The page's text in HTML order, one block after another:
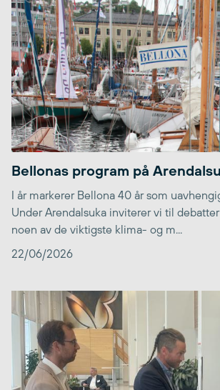
Bellonas program på
I år markerer Bellona 40 år som
Under Arendalsuka inviterer vi til
noen av de viktigste klima- og m...
22/06/2026